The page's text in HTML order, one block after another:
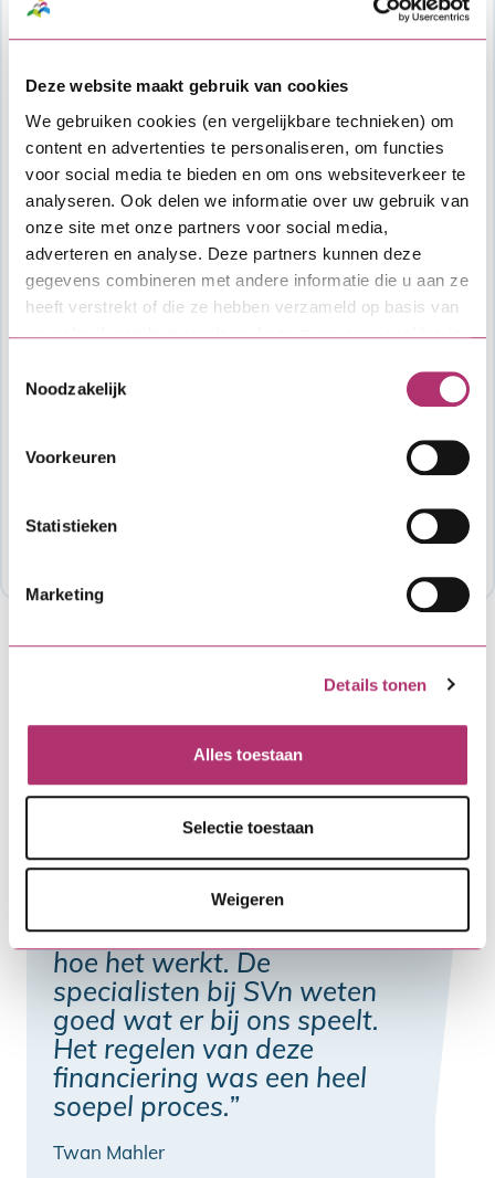
Deze website maakt gebruik van cookies
We gebruiken cookies (en vergelijkbare technieken) om
content en advertenties te personaliseren, om functies
voor social media te bieden en om ons websiteverkeer te
analyseren. Ook delen we informatie over uw gebruik van
onze site met onze partners voor social media,
adverteren en analyse. Deze partners kunnen deze
gegevens combineren met andere informatie die u aan ze
heeft verstrekt of die ze hebben verzameld op basis van
uw gebruik van hun services. Lees meer over cookies in
Noodzakelijk
Voorkeuren
Statistieken
Marketing
Details tonen
Alles toestaan
Selectie toestaan
Weigeren
Kosten
Afsluitkosten: 1% over de hoofdsom van
de lening met een minimum van €
1.500,- en een maximum van € 7.500,-.
Deze worden ingehouden op de SVn
Zakelijke lening.
Overige kosten, zoals kosten voor
financieel advies, taxatie en notaris.
Vragen?
Heb je algemene vragen over het
contact opnemen met SVn. Voor vragen over
of als je wil weten hoeveel budget er nog
beschikbaar is voor deze lening, neem dan
contact op met de organisatie die de regeling
mogelijk maakt. Meestal is dat je gemeente of
"We hebben al eens eerder
een financiering
aangevraagd en weten nu
hoe het werkt. De
specialisten bij SVn weten
goed wat er bij ons speelt.
Het regelen van deze
financiering was een heel
soepel proces.”
Twan Mahler